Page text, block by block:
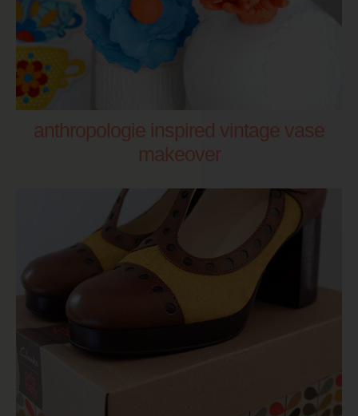
anthropologie inspired vintage vase
makeover